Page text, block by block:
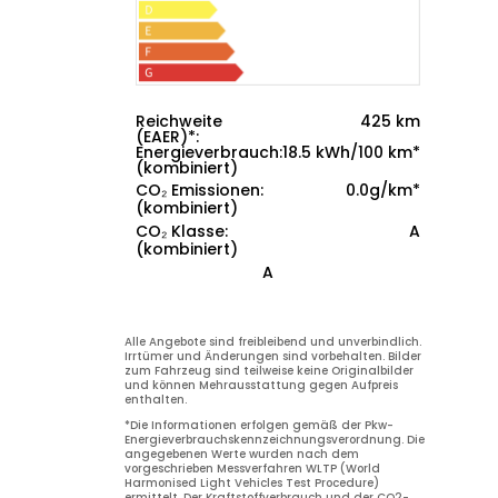
Reichweite
(EAER)*:
425 km
Energieverbrauch:
(kombiniert)
18.5 kWh/100 km*
CO₂ Emissionen:
(kombiniert)
0.0g/km*
CO₂ Klasse:
(kombiniert)
A
A
Alle Angebote sind freibleibend und unverbindlich.
Irrtümer und Änderungen sind vorbehalten. Bilder
zum Fahrzeug sind teilweise keine Originalbilder
und können Mehrausstattung gegen Aufpreis
enthalten.
*Die Informationen erfolgen gemäß der Pkw-
Energieverbrauchskennzeichnungsverordnung. Die
angegebenen Werte wurden nach dem
vorgeschrieben Messverfahren WLTP (World
Harmonised Light Vehicles Test Procedure)